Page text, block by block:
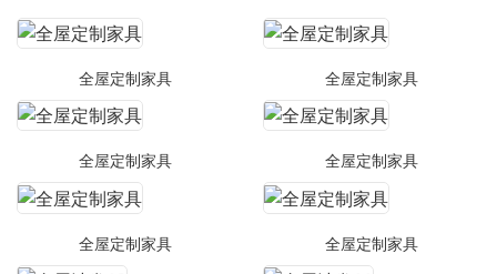
全屋定制家具 全屋定制家具
全屋定制家具 全屋定制家具
全屋定制家具 全屋定制家具